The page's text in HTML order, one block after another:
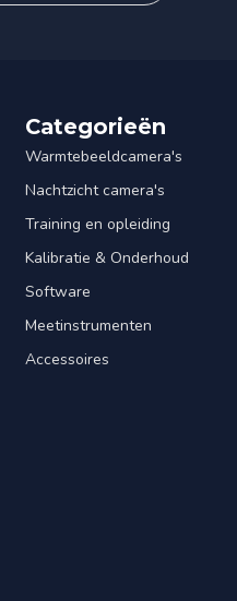
Categorieën
Warmtebeeldcamera's
Nachtzicht camera's
Training en opleiding
Kalibratie & Onderhoud
Software
Meetinstrumenten
Accessoires